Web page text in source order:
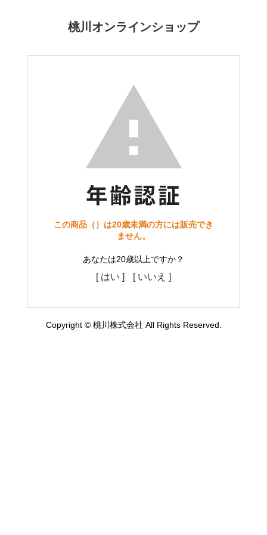
桃川オンラインショップ
この商品（）は20歳未満の方には販売でき
ません。
あなたは20歳以上ですか？
[ はい ] [ いいえ ]
Copyright © 桃川株式会社 All Rights Reserved.